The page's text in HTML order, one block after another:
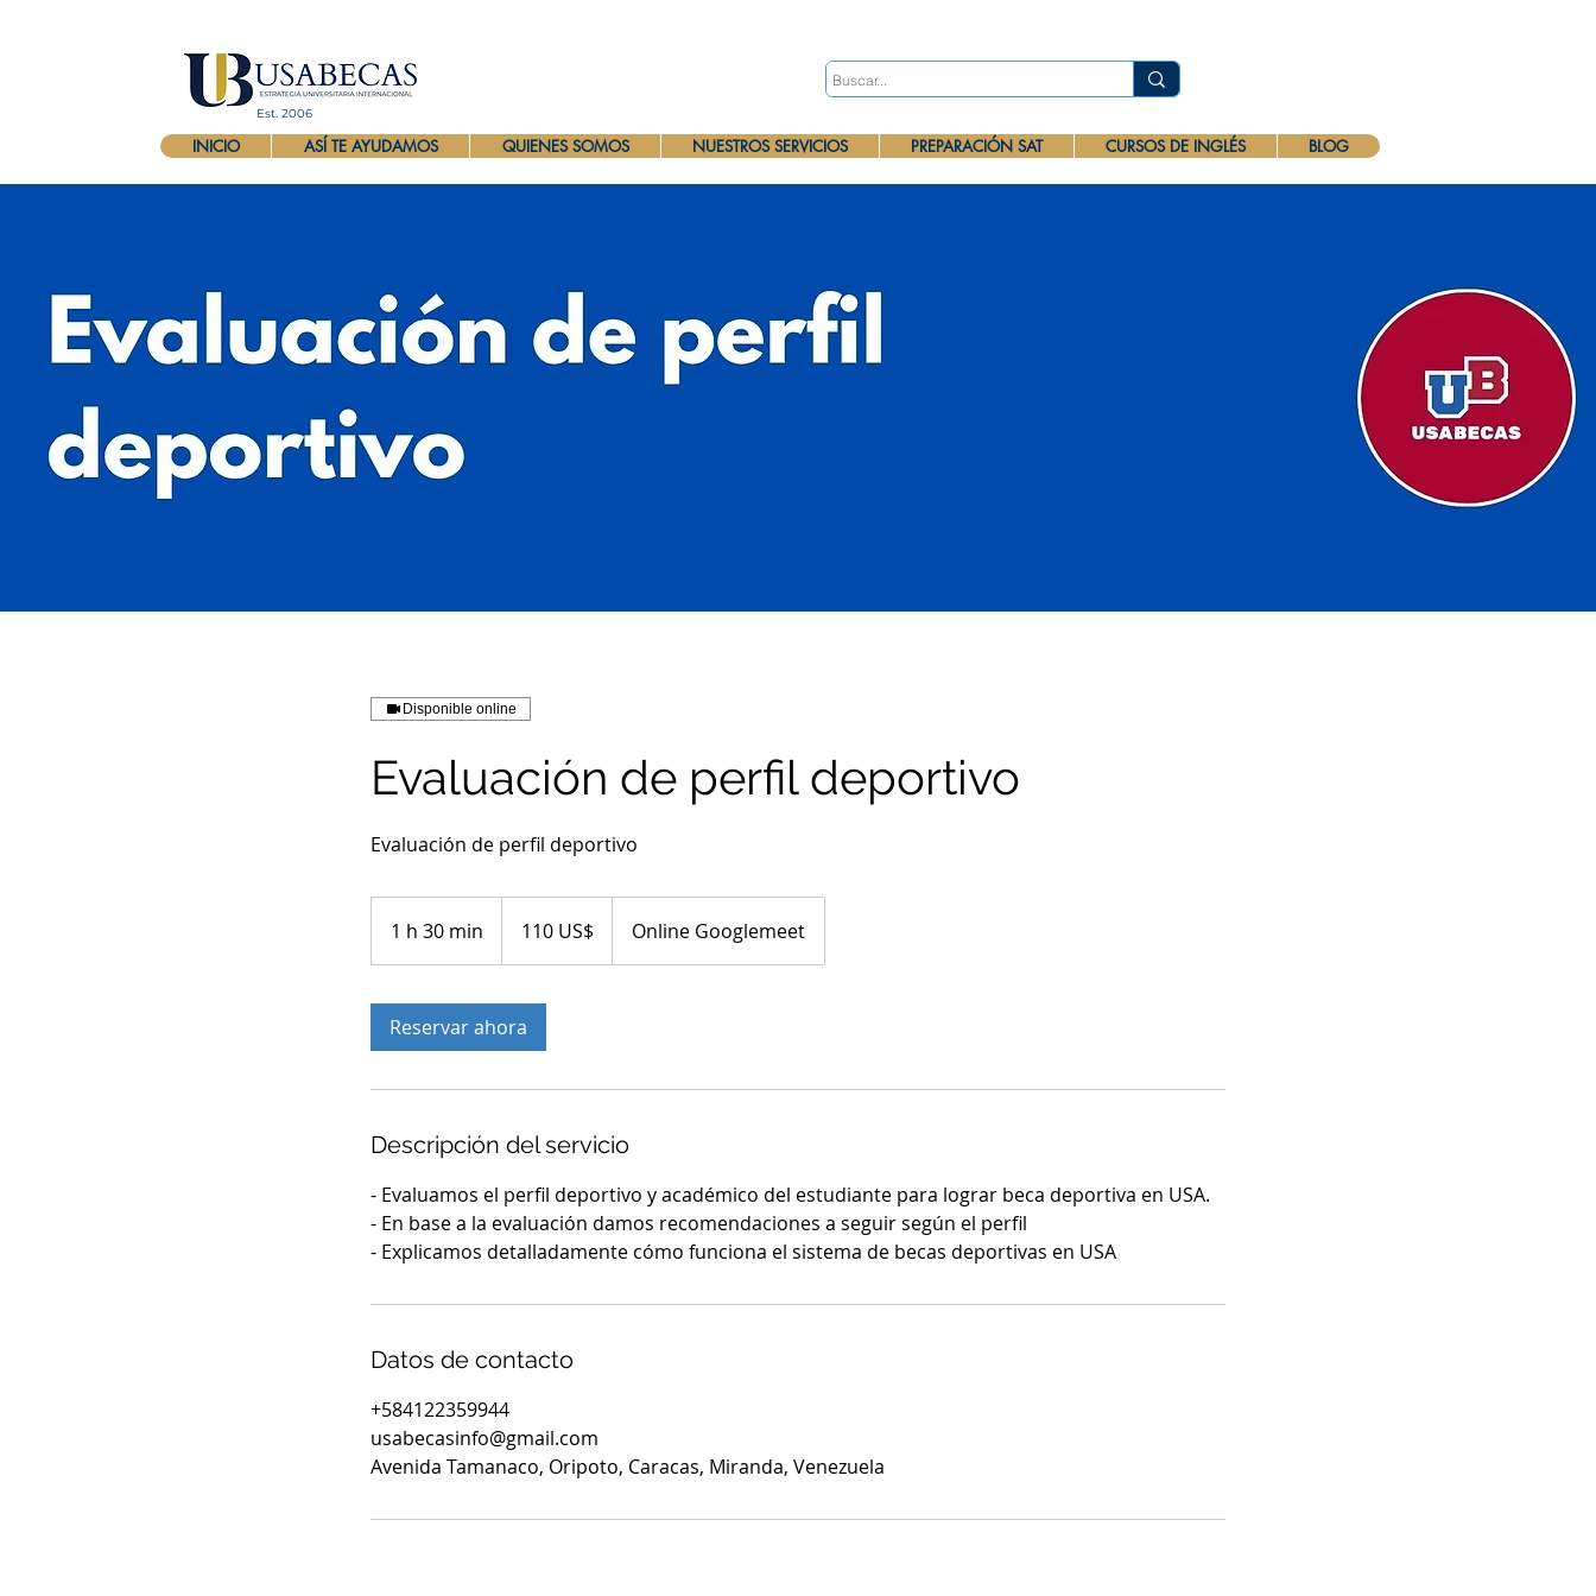
Est. 2006
INICIO ASÍ TE AYUDAMOS QUIENES SOMOS NUESTROS SERVICIOS PREPARACIÓN SAT CURSOS DE INGLÉS BLOG
Disponible online
Evaluación de perfil deportivo
Evaluación de perfil deportivo
1 h 30 min
0
estadounidenses
110 US$ Online Googlemeet
Reservar ahora
Descripción del servicio
- Evaluamos el perfil deportivo y académico del estudiante para lograr beca deportiva en USA.
- En base a la evaluación damos recomendaciones a seguir según el perfil
- Explicamos detalladamente cómo funciona el sistema de becas deportivas en USA
Datos de contacto
+584122359944
usabecasinfo@gmail.com
Avenida Tamanaco, Oripoto, Caracas, Miranda, Venezuela